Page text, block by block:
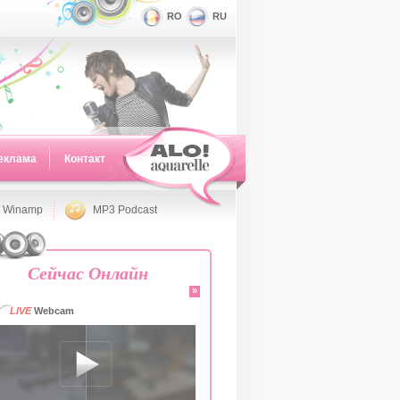
RO RU
Контакт
Winamp MP3 Podcast
Сейчас Онлайн
»
LIVEWebcam